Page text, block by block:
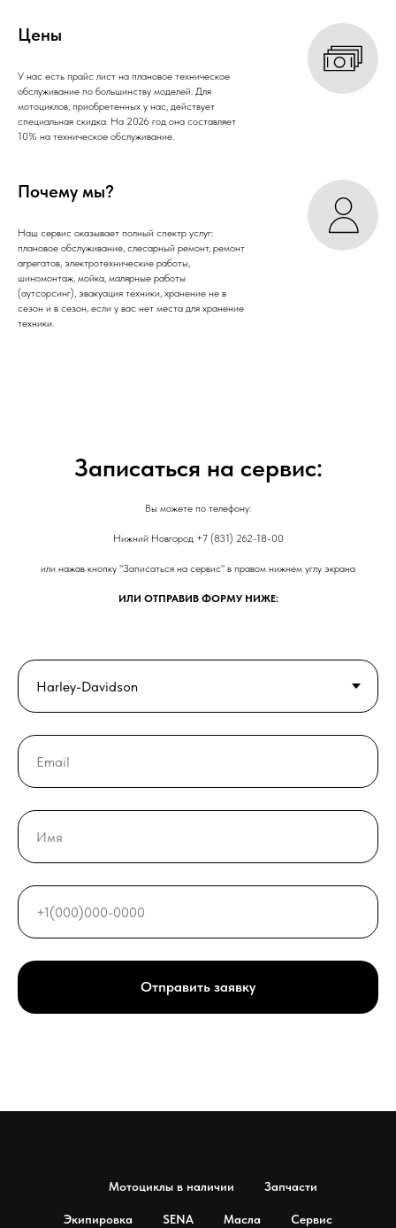
Цены
У нас есть прайс лист на плановое техническое
обслуживание по большинству моделей. Для
мотоциклов, приобретенных у нас, действует
специальная скидка. На 2026 год она составляет
10% на техническое обслуживание.
Почему мы?
Наш сервис оказывает полный спектр услуг:
плановое обслуживание, слесарный ремонт, ремонт
агрегатов, электротехнические работы,
шиномонтаж, мойка, малярные работы
(аутсорсинг), эвакуация техники, хранение не в
сезон и в сезон, если у вас нет места для хранение
техники.
Записаться на сервис:
Вы можете по телефону:
Нижний Новгород +7 (831) 262-18-00
или нажав кнопку "Записаться на сервис" в правом нижнем углу экрана
ИЛИ ОТПРАВИВ ФОРМУ НИЖЕ:
Отправить заявку
Мотоциклы в наличии Запчасти
Экипировка SENA Масла Сервис